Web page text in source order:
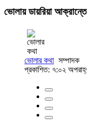
ভোলায় ডায়রিয়া
ভোলার কথা সম্পাদক
প্রকাশিত: ৭:০২